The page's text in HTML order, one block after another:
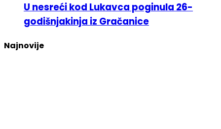
U nesreći kod Lukavca poginula 26-
godišnjakinja iz Gračanice
Najnovije